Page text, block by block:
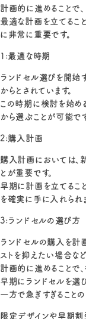
計画的に進めることで、
最適な計画を立てるこ
に非常に重要です。
1:最適な時期
ランドセル選びを開始
からとされています。
この時期に検討を始め
から選ぶことが可能です
2:購入計画
購入計画においては、
とが重要です。
早期に計画を立てるこ
を確実に手に入れられま
3:ランドセルの選び方
ランドセルの購入を計
ストを抑えたい場合な
計画的に進めることで
早期にランドセルを選び
一方で急ぎすぎることの
限定デザインや早期割